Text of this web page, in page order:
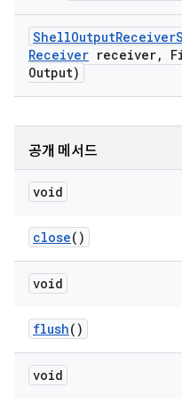
ShellOutputReceiver
Receiver receiver,
Output)
공개 메서드
void
close()
void
flush()
void